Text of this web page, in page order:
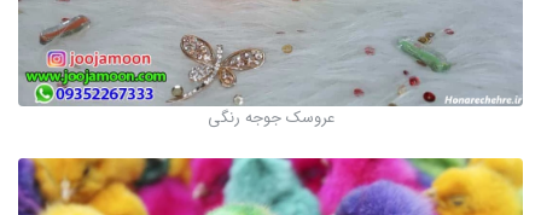
عروسک جوجه رنگی